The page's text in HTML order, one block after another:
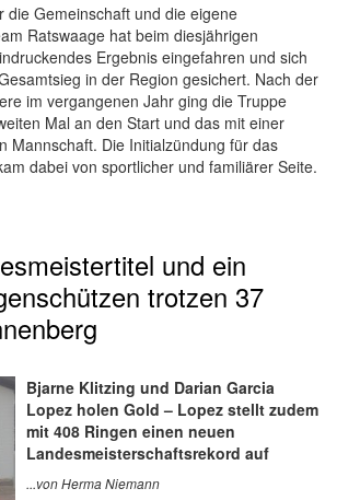
die Gemeinschaft und die eigene
Ratswaage hat beim diesjährigen
Ergebnis eingefahren und sich
in der Region gesichert. Nach der
im vergangenen Jahr ging die Truppe
Mal an den Start und das mit einer
Mannschaft. Die Initialzündung für das
dabei von sportlicher und familiärer Seite.
und ein
trotzen 37
Bjarne Klitzing und Darian Garcia
Lopez holen Gold – Lopez stellt zudem
mit 408 Ringen einen neuen
Landesmeisterschaftsrekord auf
...von Herma Niemann